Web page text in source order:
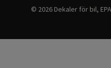
© 2026 Dekaler för bil,